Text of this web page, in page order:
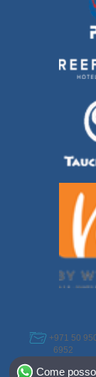
+971 50
6952
Come
Select Destination